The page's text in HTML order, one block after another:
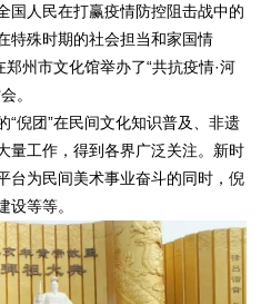
国人民在打赢疫情防控阻击战中的
特殊时期的社会担当和家国情
州市文化馆举办了“共抗疫情·河
。
“倪团”在民间文化知识普及、非遗
量工作，得到各界广泛关注。新时
台为民间美术事业奋斗的同时，倪
设等等。